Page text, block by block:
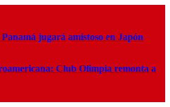
jugará amistoso en Japón
Club Olimpia remonta a